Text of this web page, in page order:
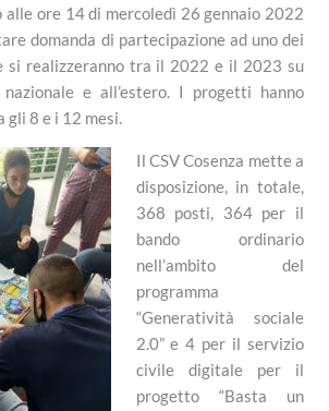
alle ore 14 di mercoledì 26 gennaio 2022
domanda di partecipazione ad uno dei
si realizzeranno tra il 2022 e il 2023 su
e all’estero. I progetti hanno
8 e i 12 mesi.
Il CSV Cosenza mette a
disposizione, in totale,
368 posti, 364 per il
bando ordinario
nell’ambito del
programma
“Generatività sociale
2.0” e 4 per il servizio
civile digitale per il
progetto “Basta un